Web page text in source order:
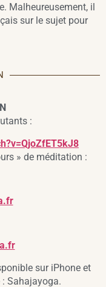
Malheureusement, il
sur le sujet pour
:
» de méditation :
sur iPhone et
Sahajayoga.